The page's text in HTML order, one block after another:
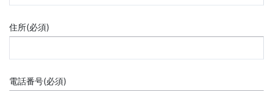
住所(必須)
電話番号(必須)